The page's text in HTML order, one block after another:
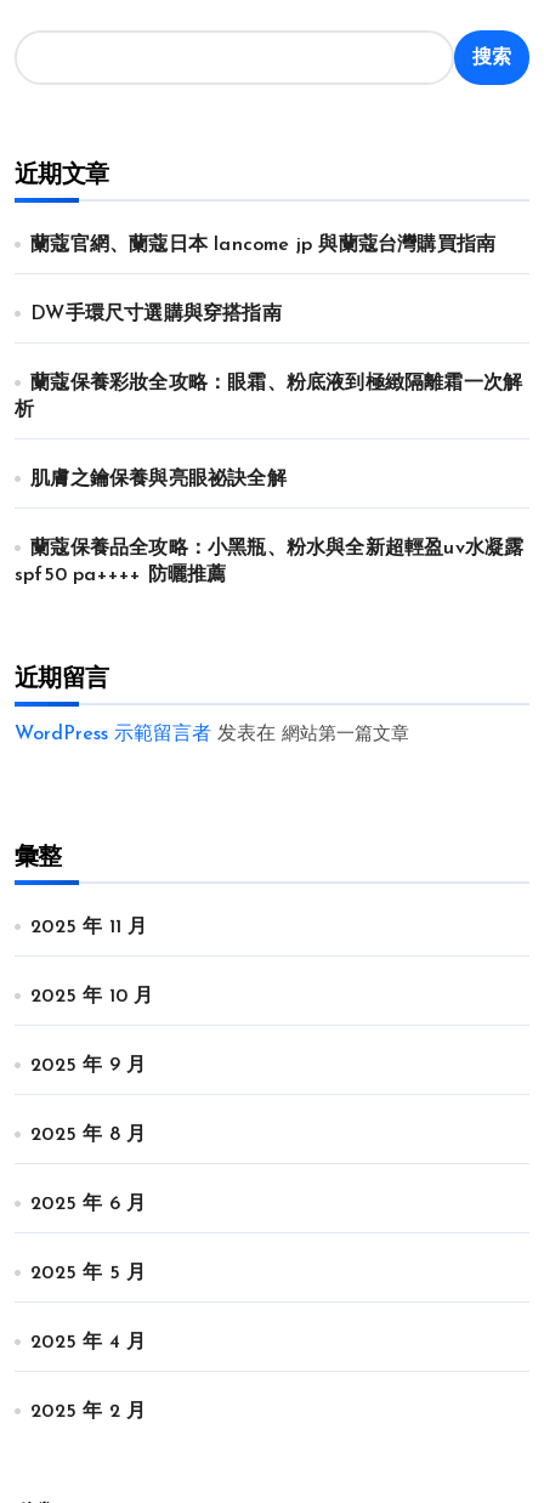
搜索
近期文章
蘭蔻官網、蘭蔻日本 lancome jp 與蘭蔻台灣購買指南
DW手環尺寸選購與穿搭指南
蘭蔻保養彩妝全攻略：眼霜、粉底液到極緻隔離霜一次解
析
肌膚之鑰保養與亮眼祕訣全解
蘭蔻保養品全攻略：小黑瓶、粉水與全新超輕盈uv水凝露
spf50 pa++++ 防曬推薦
近期留言
WordPress 示範留言者 发表在 網站第一篇文章
彙整
2025 年 11 月
2025 年 10 月
2025 年 9 月
2025 年 8 月
2025 年 6 月
2025 年 5 月
2025 年 4 月
2025 年 2 月